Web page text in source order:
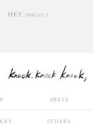
DRESS
OTHERS